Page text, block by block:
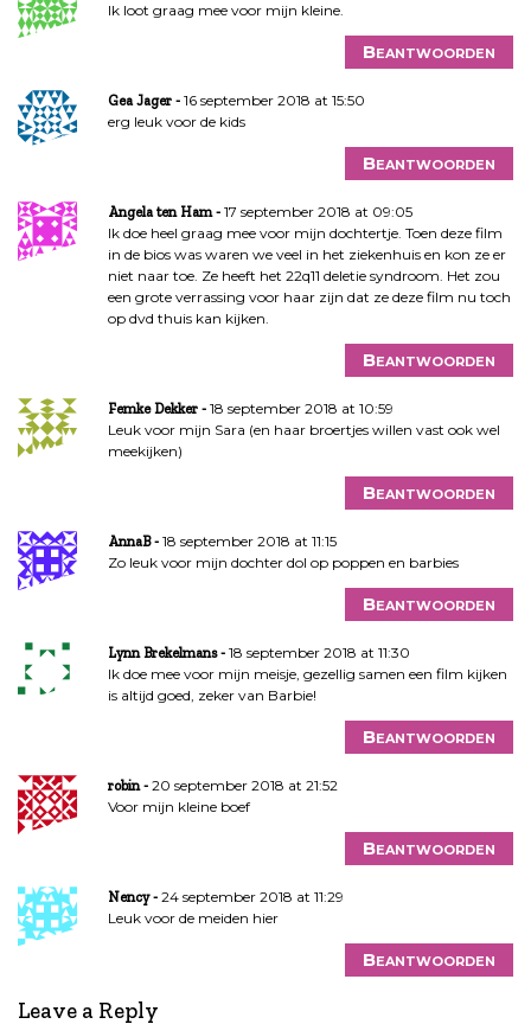
Ik loot graag mee voor mijn kleine.
Beantwoorden
Gea Jager
16 september 2018 at 15:50
erg leuk voor de kids
Beantwoorden
Angela ten Ham
17 september 2018 at 09:05
Ik doe heel graag mee voor mijn dochtertje. Toen deze film
in de bios was waren we veel in het ziekenhuis en kon ze er
niet naar toe. Ze heeft het 22q11 deletie syndroom. Het zou
een grote verrassing voor haar zijn dat ze deze film nu toch
op dvd thuis kan kijken.
Beantwoorden
Femke Dekker
18 september 2018 at 10:59
Leuk voor mijn Sara (en haar broertjes willen vast ook wel
meekijken)
Beantwoorden
AnnaB
18 september 2018 at 11:15
Zo leuk voor mijn dochter dol op poppen en barbies
Beantwoorden
Lynn Brekelmans
18 september 2018 at 11:30
Ik doe mee voor mijn meisje, gezellig samen een film kijken
is altijd goed, zeker van Barbie!
Beantwoorden
robin
20 september 2018 at 21:52
Voor mijn kleine boef
Beantwoorden
Nency
24 september 2018 at 11:29
Leuk voor de meiden hier
Beantwoorden
Leave a Reply